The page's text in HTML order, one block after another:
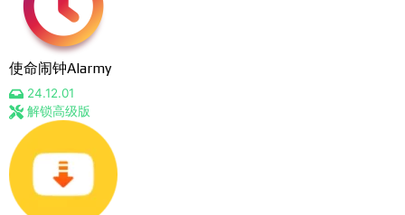
使命闹钟Alarmy
24.12.01
解锁高级版